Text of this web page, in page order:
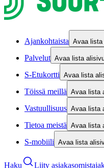
Ajankohtaista Avaa
Palvelut Avaa lista
S-Etukortti Avaa lista
Töissä meillä Avaa lista
Vastuullisuus Avaa lista
Tietoa meistä Avaa lista
S-mobiili Avaa lista
Haku
Liity